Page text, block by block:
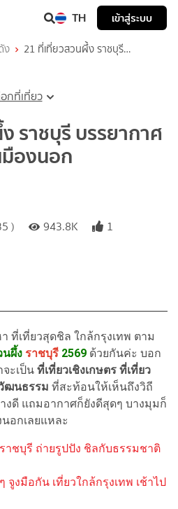
TH เข้าสู่ระบบ
ง
21 ที่เที่ยวสวนผึ้ง ราชบุรี
อก
อกที่เที่ยว
ราชบุรี บรรยากาศ
มืองนอก
)
943.8K 1
ที่เที่ยวสุดชิล ใกล้กรุงเทพ ตาม
นผึ้ง ราชบุรี 2569 ด้วยกันค่ะ บอก
ะเป็น ที่เที่ยวเชิงเกษตร ที่เที่ยว
ฒนธรรม ที่สะท้อนให้เห็นถึงวิถี
งดี แถมอากาศก็ยังดีสุดๆ บางมุมก็
อกเลยแหละ
าชบุรี ถ่ายรูปปัง ชิลกับธรรมชาติ
จูงมือกัน เที่ยวใกล้กรุงเทพ เช้าไป